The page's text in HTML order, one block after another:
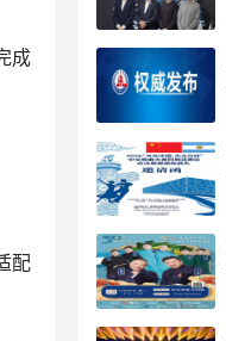
成
配